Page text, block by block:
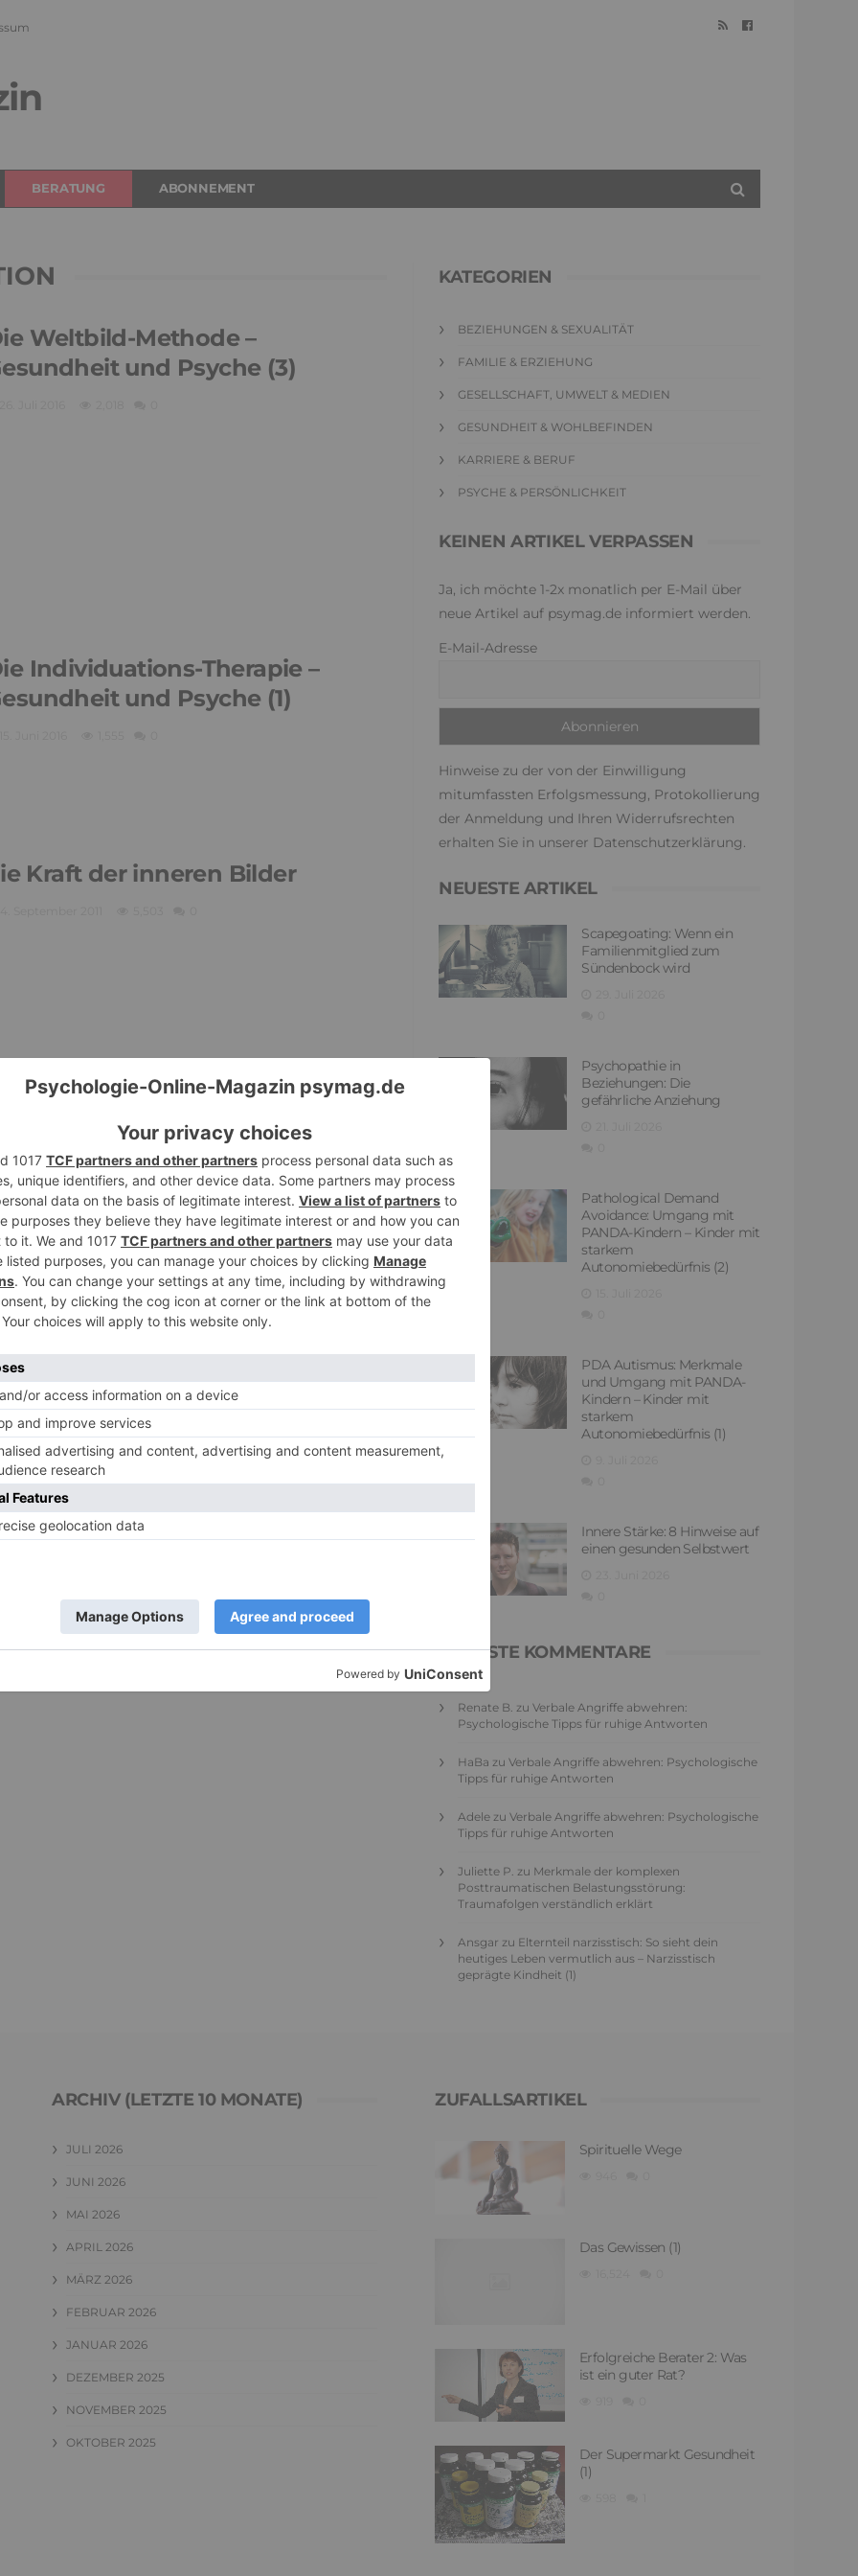
BERATUNG ABONNEMENT
Weltbild-Methode –
und Psyche (3)
Individuations-Therapie –
und Psyche (1)
Kraft der inneren Bilder
KATEGORIEN
BEZIEHUNGEN & SEXUALITÄT
FAMILIE & ERZIEHUNG
GESELLSCHAFT, UMWELT & MEDIEN
GESUNDHEIT & WOHLBEFINDEN
KARRIERE & BERUF
PSYCHE & PERSÖNLICHKEIT
KEINEN ARTIKEL VERPASSEN
Ja, ich möchte 1-2x monatlich per E-Mail über
neue Artikel auf psymag.de informiert werden.
E-Mail-Adresse
Hinweise zu der von der Einwilligung
mitumfassten Erfolgsmessung, Protokollierung
der Anmeldung und Ihren Widerrufsrechten
erhalten Sie in unserer Datenschutzerklärung.
NEUESTE ARTIKEL
Scapegoating: Wenn ein
Familienmitglied zum
Sündenbock wird
Psychopathie in
Beziehungen: Die
gefährliche Anziehung
Pathological Demand
Avoidance: Umgang mit
PANDA-Kindern – Kinder mit
starkem
Autonomiebedürfnis (2)
PDA Autismus: Merkmale
und Umgang mit PANDA-
Kindern – Kinder mit
starkem
Autonomiebedürfnis (1)
Innere Stärke: 8 Hinweise auf
einen gesunden Selbstwert
NEUESTE KOMMENTARE
Renate B. zu Verbale Angriffe abwehren:
Psychologische Tipps für ruhige Antworten
HaBa zu Verbale Angriffe abwehren: Psychologische
Tipps für ruhige Antworten
Adele zu Verbale Angriffe abwehren: Psychologische
Tipps für ruhige Antworten
Juliette P. zu Merkmale der komplexen
Posttraumatischen Belastungsstörung:
Traumafolgen verständlich erklärt
Ansgar zu Elternteil narzisstisch: So sieht dein
heutiges Leben vermutlich aus – Narzisstisch
geprägte Kindheit (1)
ARCHIV (LETZTE 10 MONATE)
JULI 2026
JUNI 2026
MAI 2026
APRIL 2026
MÄRZ 2026
FEBRUAR 2026
JANUAR 2026
DEZEMBER 2025
NOVEMBER 2025
OKTOBER 2025
ZUFALLSARTIKEL
Spirituelle Wege
Das Gewissen (1)
Erfolgreiche Berater 2: Was
ist ein guter Rat?
Der Supermarkt Gesundheit
(1)